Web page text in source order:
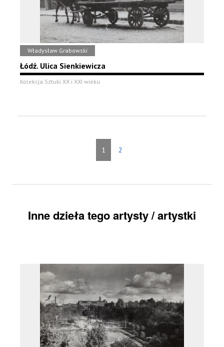
Władysław Grabowski
Łódź. Ulica Sienkiewicza
Kolekcja Sztuki XX i XXI wieku
1 2
Inne dzieła tego artysty / artystki